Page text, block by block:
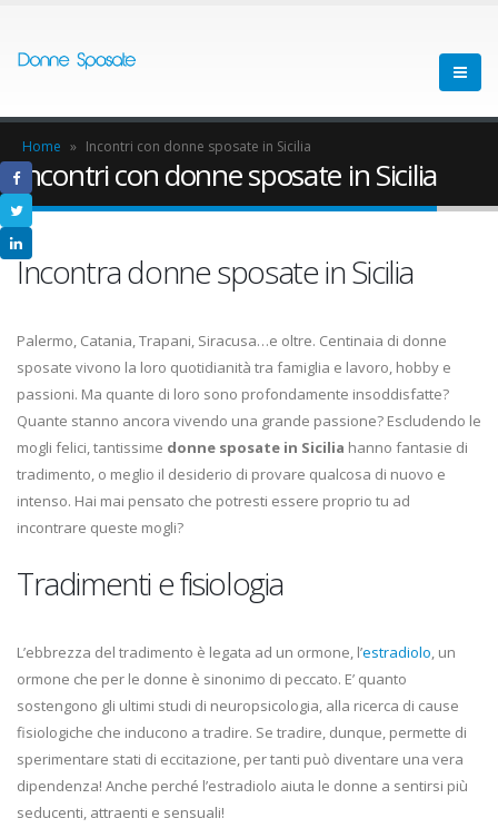
Home » Incontri con donne sposate in Sicilia
Incontri con donne sposate in Sicilia
Incontra donne sposate in Sicilia
Palermo, Catania, Trapani, Siracusa…e oltre. Centinaia di donne
sposate vivono la loro quotidianità tra famiglia e lavoro, hobby e
passioni. Ma quante di loro sono profondamente insoddisfatte?
Quante stanno ancora vivendo una grande passione? Escludendo le
mogli felici, tantissime donne sposate in Sicilia hanno fantasie di
tradimento, o meglio il desiderio di provare qualcosa di nuovo e
intenso. Hai mai pensato che potresti essere proprio tu ad
incontrare queste mogli?
Tradimenti e fisiologia
L’ebbrezza del tradimento è legata ad un ormone, l’estradiolo, un
ormone che per le donne è sinonimo di peccato. E’ quanto
sostengono gli ultimi studi di neuropsicologia, alla ricerca di cause
fisiologiche che inducono a tradire. Se tradire, dunque, permette di
sperimentare stati di eccitazione, per tanti può diventare una vera
dipendenza! Anche perché l’estradiolo aiuta le donne a sentirsi più
seducenti, attraenti e sensuali!